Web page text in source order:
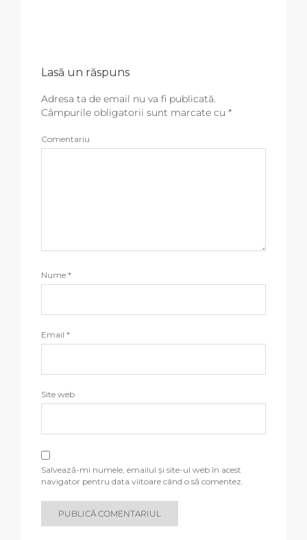
Lasă un răspuns
Adresa ta de email nu va fi publicată.
Câmpurile obligatorii sunt marcate cu *
Comentariu
Nume *
Email *
Site web
Salvează-mi numele, emailul și site-ul web în acest
navigator pentru data viitoare când o să comentez.